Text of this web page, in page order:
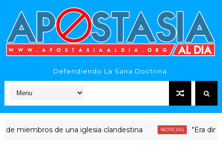
Defendiendo La Sana Doctrina.
de una iglesia clandestina NOTICIAS "Era dinero